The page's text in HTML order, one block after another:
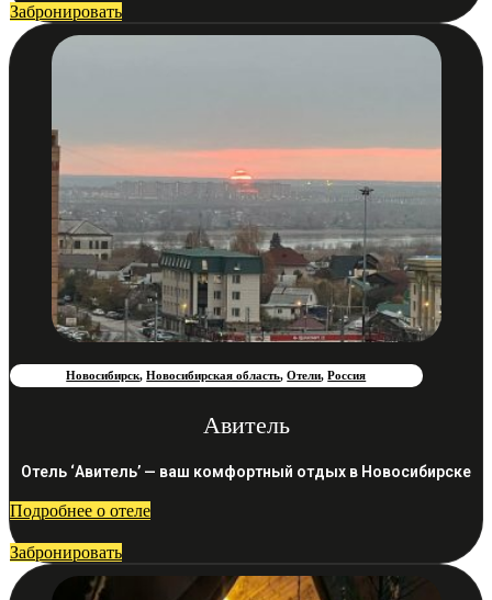
Забронировать
Новосибирск,Новосибирская область,Отели,Россия
Авитель
Отель ‘Авитель’ — ваш комфортный отдых в Новосибирске
Подробнее о отеле
Забронировать